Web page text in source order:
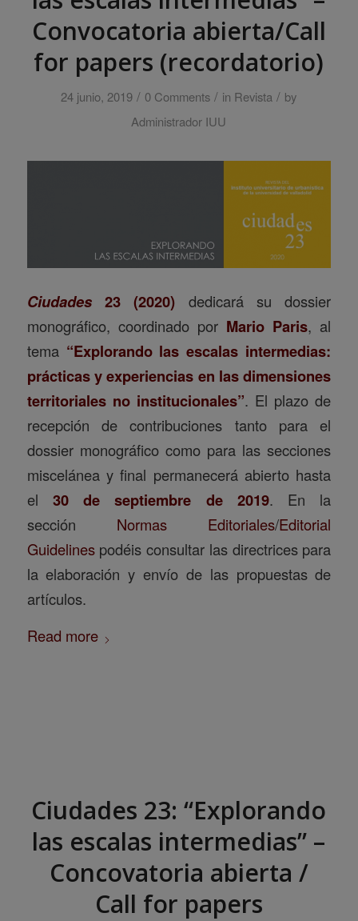
Convocatoria abierta/Call
for papers (recordatorio)
24 junio, 2019 / 0 Comments / in Revista / by
Administrador IUU
Ciudades23 (2020) dedicará su dossier
monográfico, coordinado por Mario Paris, al
tema “Explorando las escalas intermedias:
prácticas y experiencias en las dimensiones
territoriales no institucionales”. El plazo de
recepción de contribuciones tanto para el
dossier monográfico como para las secciones
miscelánea y final permanecerá abierto hasta
el 30 de septiembre de 2019. En la
sección Normas Editoriales/Editorial
Guidelines podéis consultar las directrices para
la elaboración y envío de las propuestas de
artículos.
Read more
Ciudades 23: “Explorando
las escalas intermedias” –
Concovatoria abierta /
Call for papers